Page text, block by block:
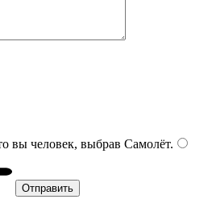
вы человек, выбрав Самолёт.